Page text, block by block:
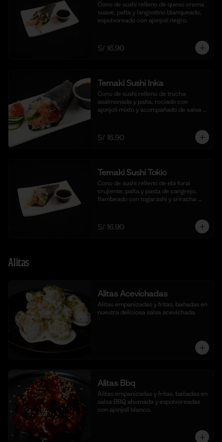
Cono de sushi relleno de queso crema
suave, palta y langostino blanqueado,
espolvoreado con ajonjolí negro.
S/ 16.90
Temaki Sushi Inka
Cono de sushi relleno de trucha
asalmonada y palta, rociado con
ajonjolí mixto y acompañado de salsa
S/ 16.90
Temaki Sushi Tokio
Cono de sushi relleno de ebi furai
crujiente, palta y pasta de cangrejo,
flambeado con togarashi y sriracha
S/ 16.90
Alitas
Alitas Acevichadas
Alitas empanizadas y fritas, bañadas en
nuestra deliciosa salsa acevichada.
Alitas Bbq
Alitas empanizadas y fritas, bañadas en
salsa BBQ ahumada y espolvoreadas
con ajonjolí blanco.